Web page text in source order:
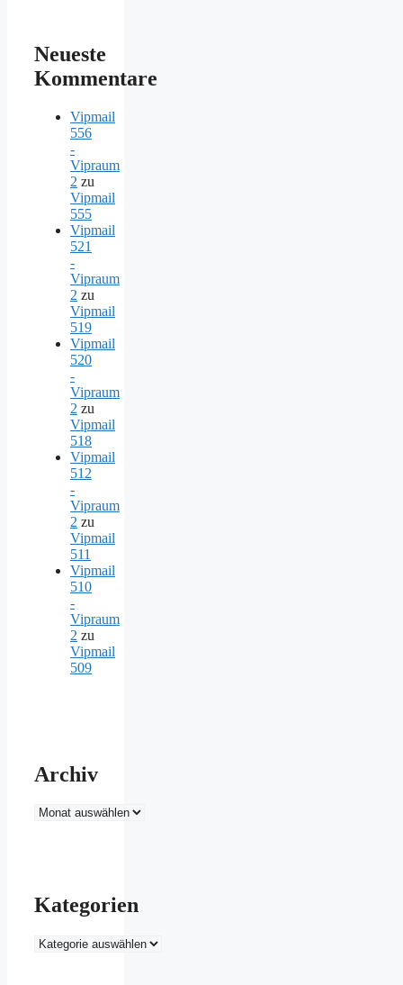
Neueste
Kommentare
Vipmail
556
-
Vipraum
2 zu
Vipmail
555
Vipmail
521
-
Vipraum
2 zu
Vipmail
519
Vipmail
520
-
Vipraum
2 zu
Vipmail
518
Vipmail
512
-
Vipraum
2 zu
Vipmail
511
Vipmail
510
-
Vipraum
2 zu
Vipmail
509
Archiv
Archiv
Kategorien
Kategorien